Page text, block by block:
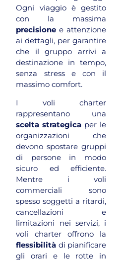
Ogni viaggio è gestito
con la massima
precisione e attenzione
ai dettagli, per garantire
che il gruppo arrivi a
destinazione in tempo,
senza stress e con il
massimo comfort.
I voli charter
rappresentano una
scelta strategica per le
organizzazioni che
devono spostare gruppi
di persone in modo
sicuro ed efficiente.
Mentre i voli
commerciali sono
spesso soggetti a ritardi,
cancellazioni e
limitazioni nei servizi, i
voli charter offrono la
flessibilità di pianificare
gli orari e le rotte in